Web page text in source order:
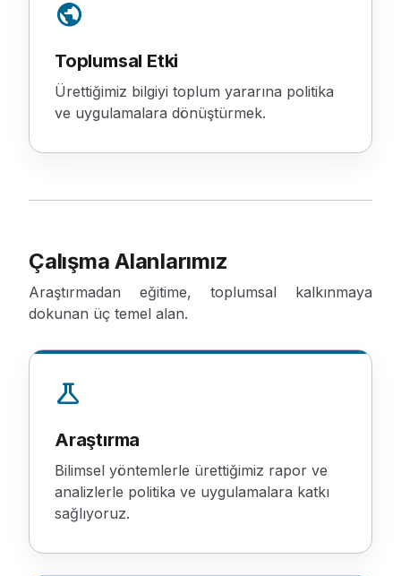
public
Toplumsal Etki
Ürettiğimiz bilgiyi toplum yararına politika
ve uygulamalara dönüştürmek.
Çalışma Alanlarımız
Araştırmadan eğitime, toplumsal kalkınmaya
dokunan üç temel alan.
science
Araştırma
Bilimsel yöntemlerle ürettiğimiz rapor ve
analizlerle politika ve uygulamalara katkı
sağlıyoruz.